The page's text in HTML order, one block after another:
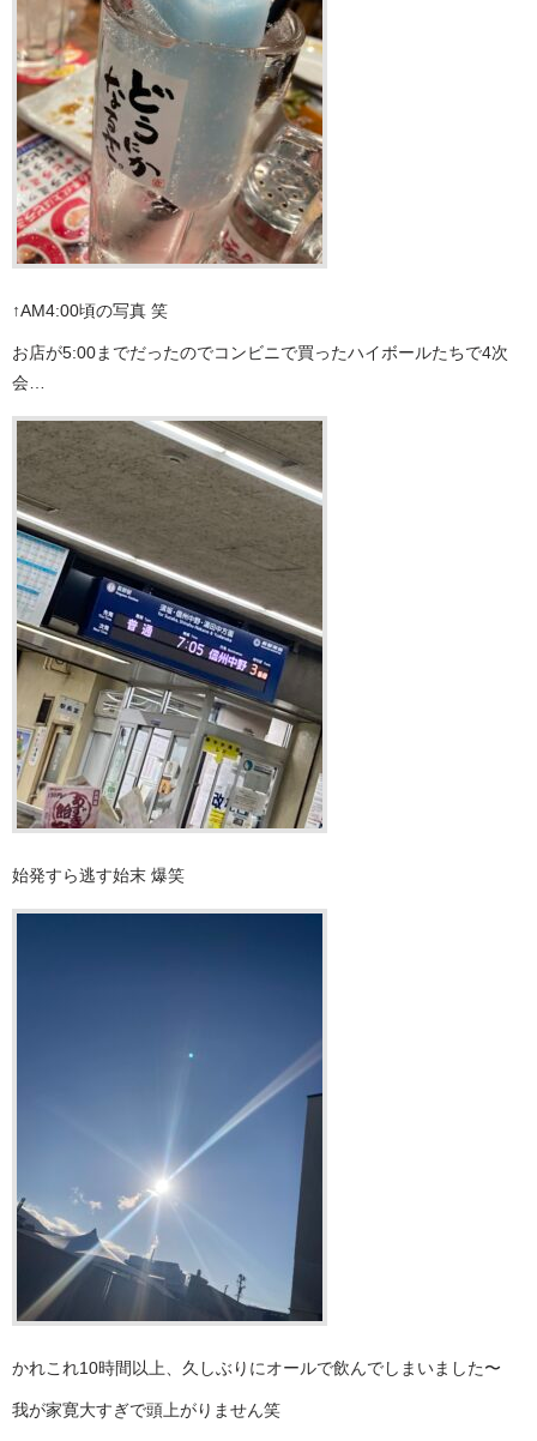
↑AM4:00頃の写真 笑
お店が5:00までだったのでコンビニで買ったハイボールたちで4次
会…
始発すら逃す始末 爆笑
かれこれ10時間以上、久しぶりにオールで飲んでしまいました〜
我が家寛大すぎで頭上がりません笑